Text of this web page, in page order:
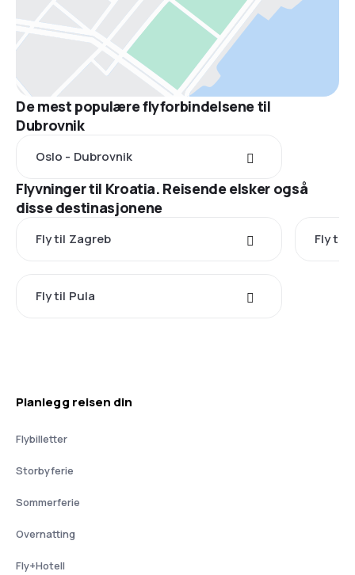
De mest populære flyforbindelsene til
Dubrovnik
Oslo - Dubrovnik
Flyvninger til Kroatia. Reisende elsker også
disse destinasjonene
Fly til Zagreb Fly til
Fly til Pula
Planlegg reisen din
Flybilletter
Storbyferie
Sommerferie
Overnatting
Fly+Hotell